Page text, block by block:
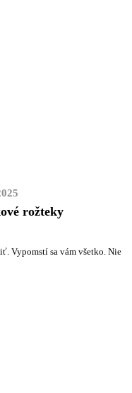
rožteky
Vypomstí sa vám všetko. Nie